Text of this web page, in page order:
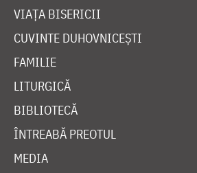
VIAȚA BISERICII
CUVINTE DUHOVNICEȘTI
FAMILIE
LITURGICĂ
BIBLIOTECĂ
ÎNTREABĂ PREOTUL
MEDIA